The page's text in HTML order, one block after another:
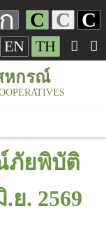
C C C
EN TH
หกรณ์
ภัยพิบัติ
ย. 2569